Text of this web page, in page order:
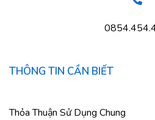
THÔNG TIN CẦN BIẾT
Thỏa Thuận Sử Dụng Chung